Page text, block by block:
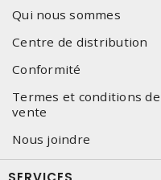
Qui nous sommes
Centre de distribution
Conformité
Termes et conditions de
vente
Nous joindre